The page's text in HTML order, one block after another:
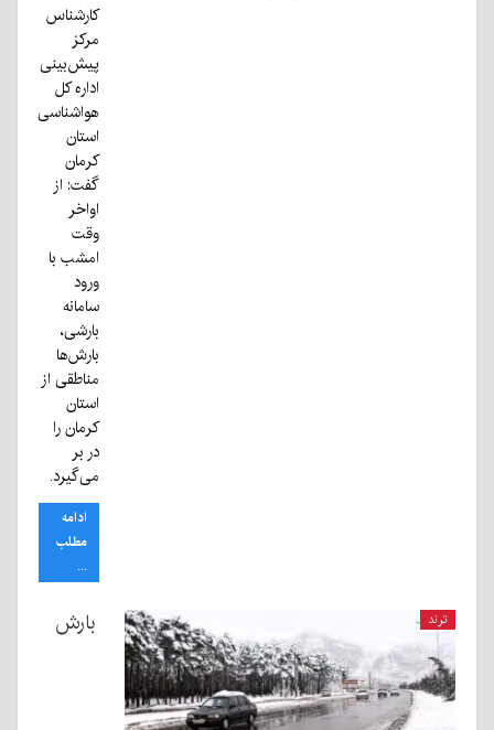
کارشناس
مرکز
پیش‌بینی
اداره کل
هواشناسی
استان
کرمان
گفت: از
اواخر
وقت
امشب با
ورود
سامانه
بارشی،
بارش‌ها
مناطقی از
استان
کرمان را
در بر
می‌گیرد.
ادامه
مطلب
...
ترند بارش